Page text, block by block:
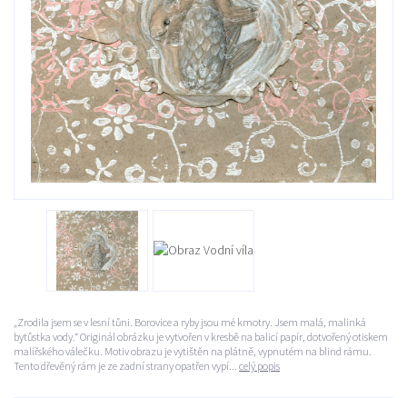
„Zrodila jsem se v lesní tůni. Borovice a ryby jsou mé kmotry. Jsem malá, malinká
bytůstka vody.“ Originál obrázku je vytvořen v kresbě na balicí papír, dotvořený otiskem
malířského válečku. Motiv obrazu je vytištěn na plátně, vypnutém na blind rámu.
Tento dřevěný rám je ze zadní strany opatřen vypí... celý popis